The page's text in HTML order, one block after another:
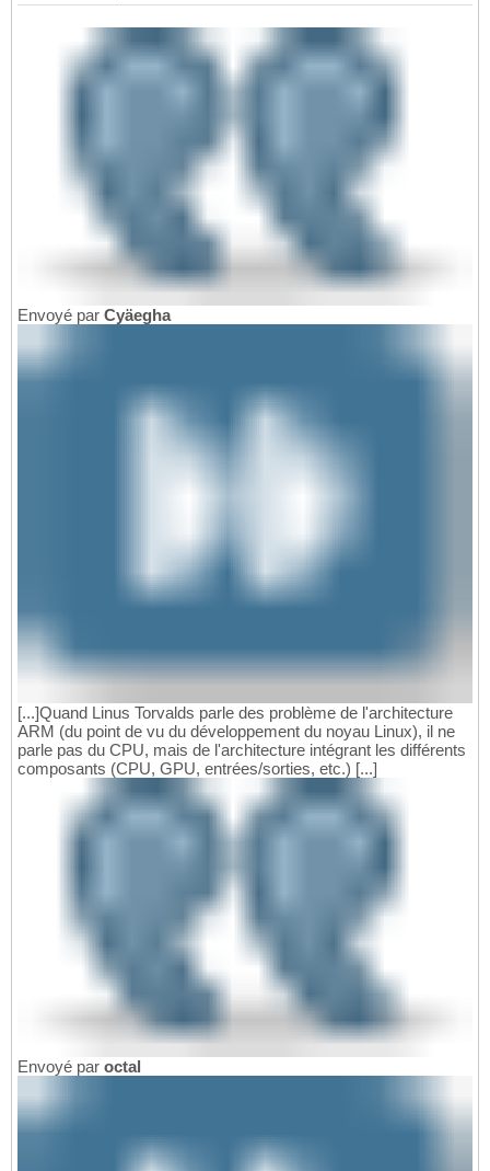
Envoyé par Cyäegha
[...]Quand Linus Torvalds parle des problème de l'architecture
ARM (du point de vu du développement du noyau Linux), il ne
parle pas du CPU, mais de l'architecture intégrant les différents
composants (CPU, GPU, entrées/sorties, etc.) [...]
Envoyé par octal